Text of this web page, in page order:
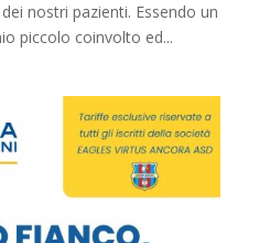
nostri pazienti. Essendo un
piccolo coinvolto ed...